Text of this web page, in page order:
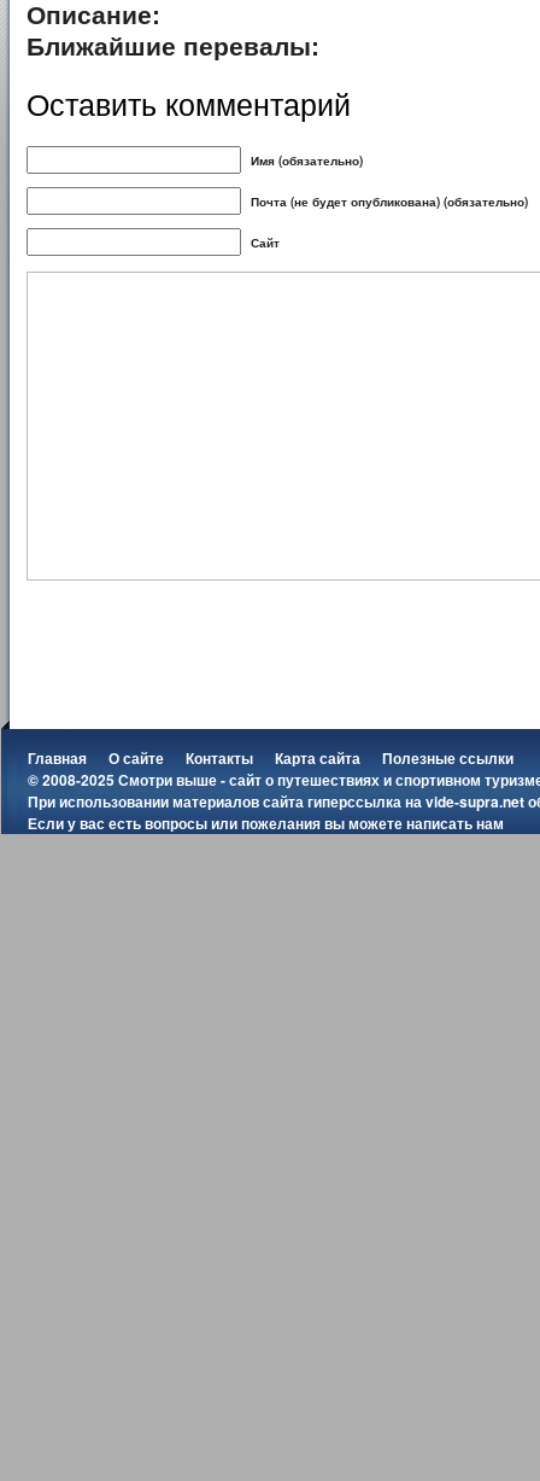
Описание:
Ближайшие перевалы:
Оставить комментарий
Имя (обязательно)
Почта (не будет опубликована) (обязательно)
Сайт
Главная О сайте Контакты Карта сайта
Полезные ссылки
© 2008-2025 Смотри выше - сайт о путешествиях и спортивном
При использовании материалов сайта гиперссылка наvide-supra.net
Если у вас есть вопросы или пожелания вы можетенаписать нам